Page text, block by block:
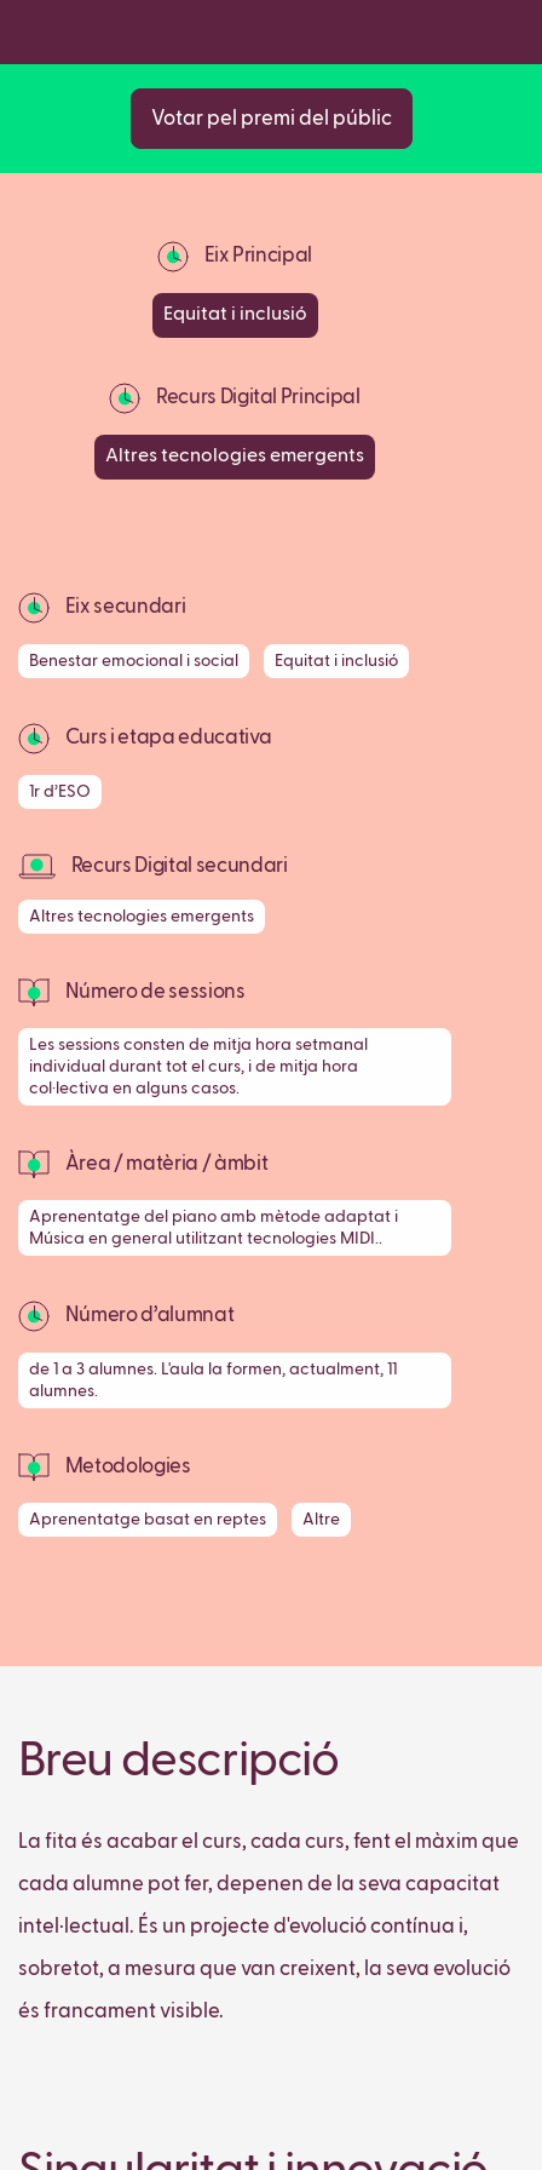
Votar pel premi del públic
Eix Principal
Equitat i inclusió
Recurs Digital Principal
Altres tecnologies emergents
Eix secundari
Benestar emocional i social Equitat i inclusió
Curs i etapa educativa
1r d’ESO
Recurs Digital secundari
Altres tecnologies emergents
Número de sessions
Les sessions consten de mitja hora setmanal
individual durant tot el curs, i de mitja hora
col·lectiva en alguns casos.
Àrea / matèria / àmbit
Aprenentatge del piano amb mètode adaptat i
Música en general utilitzant tecnologies MIDI..
Número d’alumnat
de 1 a 3 alumnes. L'aula la formen, actualment, 11
alumnes.
Metodologies
Aprenentatge basat en reptes Altre
Breu descripció
La fita és acabar el curs, cada curs, fent el màxim que
cada alumne pot fer, depenen de la seva capacitat
intel·lectual. És un projecte d'evolució contínua i,
sobretot, a mesura que van creixent, la seva evolució
és francament visible.